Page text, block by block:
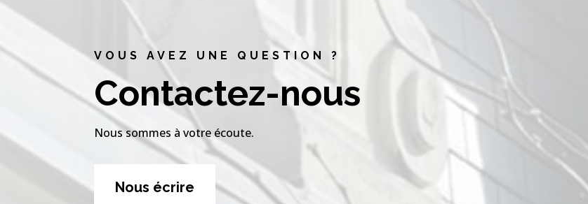
VOUS AVEZ UNE QUESTION ?
Contactez-nous
Nous sommes à votre écoute.
Nous écrire